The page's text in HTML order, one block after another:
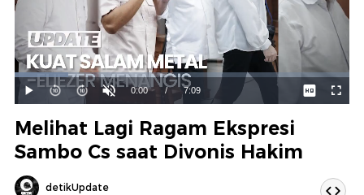
Mainkan
Suara
Hidup
Waktu
0:00 / Durasi
7:09
Dimuat:
15.93%
Melihat Lagi Ragam Ekspresi
Sambo Cs saat Divonis Hakim
detikUpdate